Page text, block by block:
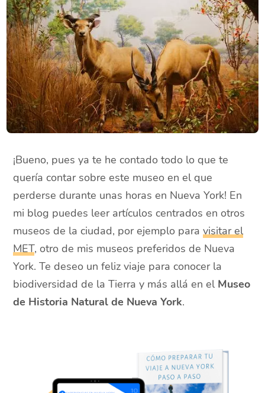
¡Bueno, pues ya te he contado todo lo que te
quería contar sobre este museo en el que
perderse durante unas horas en Nueva York! En
mi blog puedes leer artículos centrados en otros
museos de la ciudad, por ejemplo paravisitar el
MET, otro de mis museos preferidos de Nueva
York. Te deseo un feliz viaje para conocer la
biodiversidad de la Tierra y más allá en el Museo
de Historia Natural de Nueva York.